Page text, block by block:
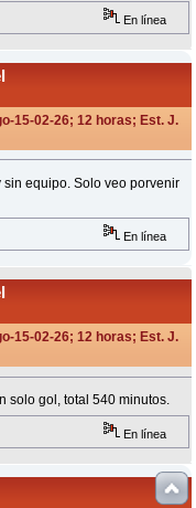
En línea
15-02-26; 12 horas; Est. J.
equipo. Solo veo porvenir
En línea
15-02-26; 12 horas; Est. J.
solo gol, total 540 minutos.
En línea